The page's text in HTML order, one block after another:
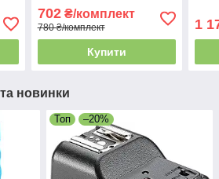
для дому та офісу
702₴/комплект
780 ₴/комплект
Купити
1
та новинки
Топ –20%